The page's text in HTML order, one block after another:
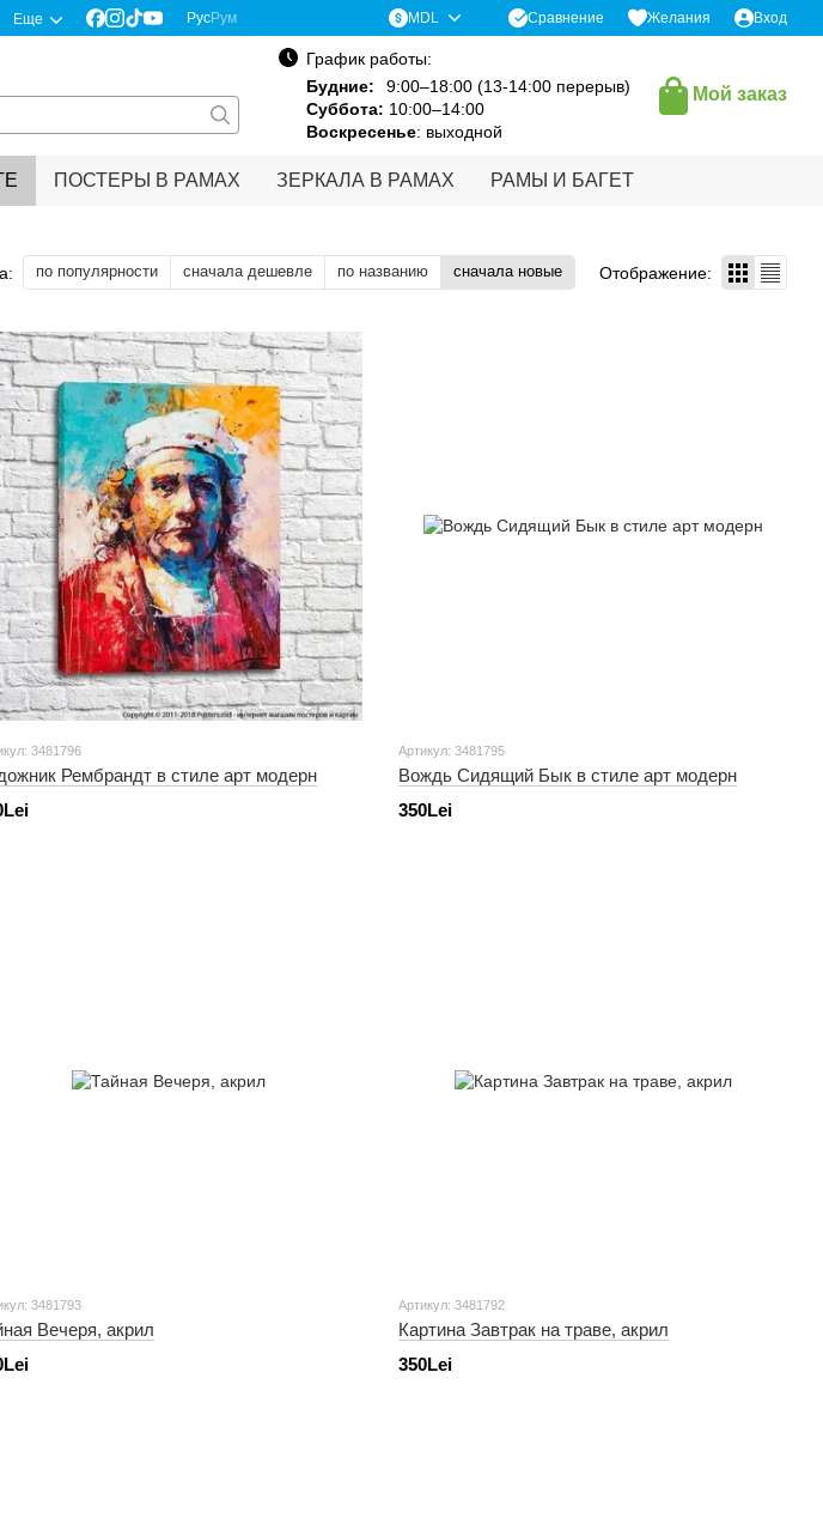
Еще РусРум MDL Сравнение Желания Вход
График работы:
Будние:
9:00–18:00 (13-14:00 перерыв)
Суббота: 10:00–14:00
Воскресенье: выходной
Мой заказ
ПОСТЕРЫ В РАМАХ ЗЕРКАЛА В РАМАХ РАМЫ И БАГЕТ
по популярности сначала дешевле по названию сначала новые Отображение:
3481796
Рембрандт в стиле арт модерн
Артикул: 3481795
Вождь Сидящий Бык в стиле арт модерн
350Lei
3481793
Вечеря, акрил
Артикул: 3481792
Картина Завтрак на траве, акрил
350Lei